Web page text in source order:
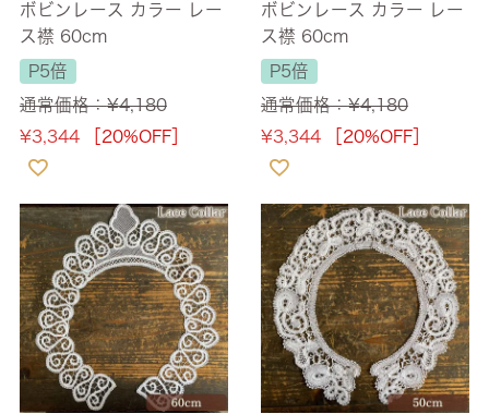
ボビンレース カラー レー
ス襟 60cm
P5倍
通常価格：¥4,180
¥3,344 ［20%OFF］
ボビンレース カラー レー
ス襟 60cm
P5倍
通常価格：¥4,180
¥3,344 ［20%OFF］